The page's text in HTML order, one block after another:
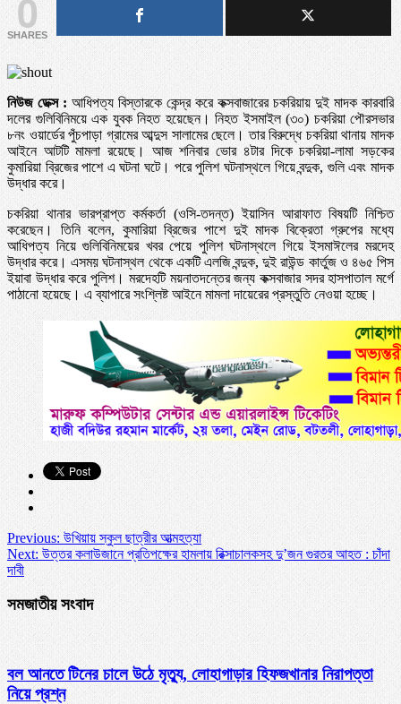
SHARES
নিউজ ডেক্স : আধিপত্য বিস্তারকে কেন্দ্র করে কক্সবাজারের চকরিয়ায় দুই মাদক কারবারি
দলের গুলিবিনিময়ে এক যুবক নিহত হয়েছেন। নিহত ইসমাইল (৩০) চকরিয়া পৌরসভার
৮নং ওয়ার্ডের পুঁচপাড়া গ্রামের আব্দুস সালামের ছেলে। তার বিরুদ্ধে চকরিয়া থানায় মাদক
আইনে আটটি মামলা রয়েছে। আজ শনিবার ভোর ৪টার দিকে চকরিয়া-লামা সড়কের
কুমারিয়া ব্রিজের পাশে এ ঘটনা ঘটে। পরে পুলিশ ঘটনাস্থলে গিয়ে বন্দুক, গুলি এবং মাদক
উদ্ধার করে।
চকরিয়া থানার ভারপ্রাপ্ত কর্মকর্তা (ওসি-তদন্ত) ইয়াসিন আরাফাত বিষয়টি নিশ্চিত
করেছেন। তিনি বলেন, কুমারিয়া ব্রিজের পাশে দুই মাদক বিক্রেতা গ্রুপের মধ্যে
আধিপত্য নিয়ে গুলিবিনিময়ের খবর পেয়ে পুলিশ ঘটনাস্থলে গিয়ে ইসমাঈলের মরদেহ
উদ্ধার করে। এসময় ঘটনাস্থল থেকে একটি এলজি বন্দুক, দুই রাউন্ড কার্তুজ ও ৪৬৫ পিস
ইয়াবা উদ্ধার করে পুলিশ। মরদেহটি ময়নাতদন্তের জন্য কক্সবাজার সদর হাসপাতাল মর্গে
পাঠানো হয়েছে। এ ব্যাপারে সংশ্লিষ্ট আইনে মামলা দায়েরের প্রস্তুতি নেওয়া হচ্ছে।
Previous: উখিয়ায় স্কুল ছাত্রীর আত্মহত্যা
Next: উত্তর কলাউজানে প্রতিপক্ষের হামলায় রিক্সাচালকসহ দু’জন গুরতর আহত : চাঁদা
দাবী
সমজাতীয় সংবাদ
বল আনতে টিনের চালে উঠে মৃত্যু, লোহাগাড়ার হিফজখানার নিরাপত্তা
নিয়ে প্রশ্ন